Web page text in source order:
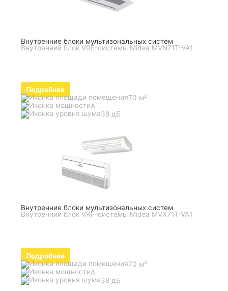
Внутренние блоки мультизональных систем
Внутренний блок VRF-системы Midea MVN71T-VA1
Подробнее
70 м²
A
38 дБ
Внутренние блоки мультизональных систем
Внутренний блок VRF-системы Midea MVX71T-VA1
Подробнее
70 м²
A
38 дБ